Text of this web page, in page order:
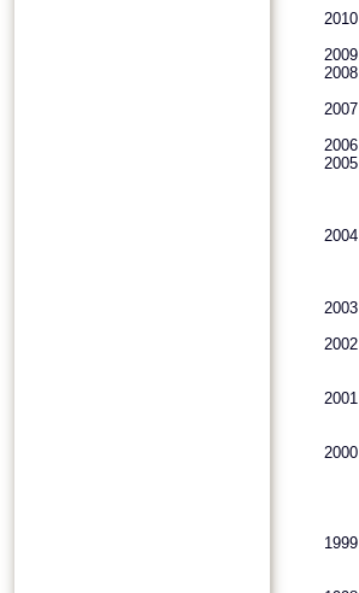
2010
2009
2008
2007
2006
2005
2004
2003
2002
2001
2000
1999